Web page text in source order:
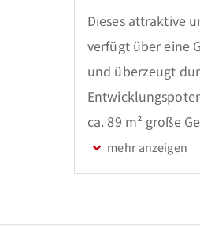
Dieses attraktive
verfügt über eine
und überzeugt
ca. 89 m² große
wurde und über
und Arbeiten
Ober- und